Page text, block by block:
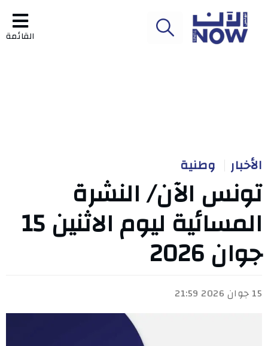
القائمة
الأخبار وطنية
تونس الآن/ النشرة
المسائية ليوم الاثنين 15
جوان 2026
15 جوان 2026 21:59